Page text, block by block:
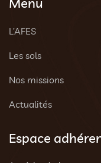
L’AFES
Les sols
Nos missions
Actualités
Espace